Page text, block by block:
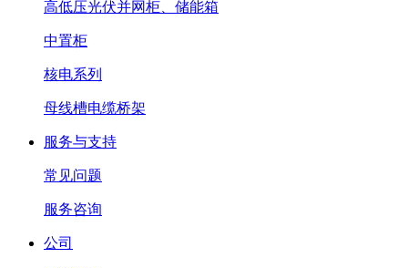
高低压光伏并网柜、储能箱
中置柜
核电系列
母线槽电缆桥架
服务与支持
常见问题
服务咨询
公司